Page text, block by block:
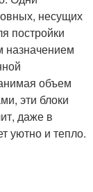
несущих
постройки
назначением
объем
эти блоки
даже в
уютно и тепло.